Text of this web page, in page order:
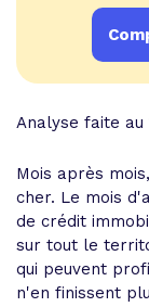
Analyse faite au
Mois après
cher. Le mois
de crédit
sur tout le
qui peuvent
n'en finissent